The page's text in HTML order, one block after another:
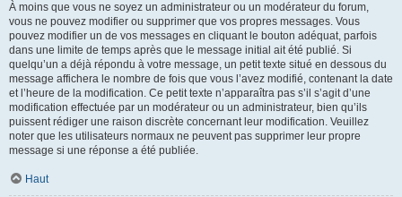
À moins que vous ne soyez un administrateur ou un modérateur du forum,
vous ne pouvez modifier ou supprimer que vos propres messages. Vous
pouvez modifier un de vos messages en cliquant le bouton adéquat, parfois
dans une limite de temps après que le message initial ait été publié. Si
quelqu’un a déjà répondu à votre message, un petit texte situé en dessous du
message affichera le nombre de fois que vous l’avez modifié, contenant la date
et l’heure de la modification. Ce petit texte n’apparaîtra pas s’il s’agit d’une
modification effectuée par un modérateur ou un administrateur, bien qu’ils
puissent rédiger une raison discrète concernant leur modification. Veuillez
noter que les utilisateurs normaux ne peuvent pas supprimer leur propre
message si une réponse a été publiée.
Haut